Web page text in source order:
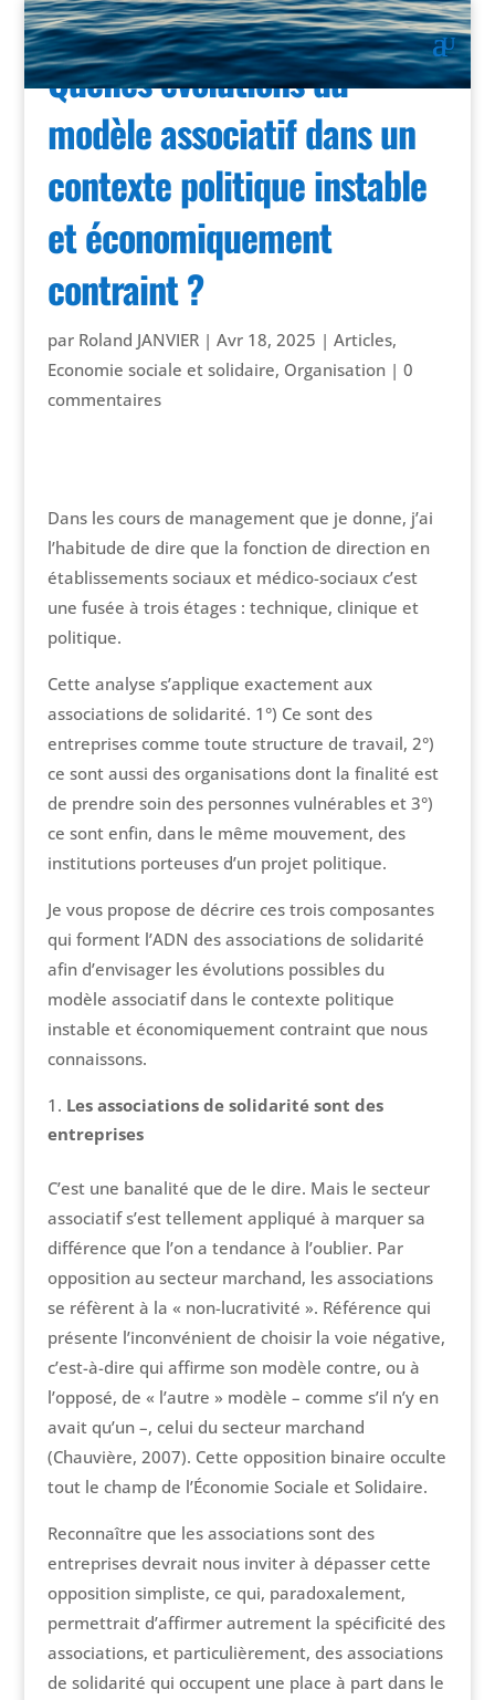
Quelles évolutions du
modèle associatif dans un
contexte politique instable
et économiquement
contraint ?
par Roland JANVIER| Avr 18, 2025 | Articles,
Economie sociale et solidaire, Organisation| 0
commentaires
Dans les cours de management que je donne, j’ai
l’habitude de dire que la fonction de direction en
établissements sociaux et médico-sociaux c’est
une fusée à trois étages : technique, clinique et
politique.
Cette analyse s’applique exactement aux
associations de solidarité. 1°) Ce sont des
entreprises comme toute structure de travail, 2°)
ce sont aussi des organisations dont la finalité est
de prendre soin des personnes vulnérables et 3°)
ce sont enfin, dans le même mouvement, des
institutions porteuses d’un projet politique.
Je vous propose de décrire ces trois composantes
qui forment l’ADN des associations de solidarité
afin d’envisager les évolutions possibles du
modèle associatif dans le contexte politique
instable et économiquement contraint que nous
connaissons.
Les associations de solidarité sont des
entreprises
C’est une banalité que de le dire. Mais le secteur
associatif s’est tellement appliqué à marquer sa
différence que l’on a tendance à l’oublier. Par
opposition au secteur marchand, les associations
se réfèrent à la « non-lucrativité ». Référence qui
présente l’inconvénient de choisir la voie négative,
c’est-à-dire qui affirme son modèle contre, ou à
l’opposé, de « l’autre » modèle – comme s’il n’y en
avait qu’un –, celui du secteur marchand
(Chauvière, 2007). Cette opposition binaire occulte
tout le champ de l’Économie Sociale et Solidaire.
Reconnaître que les associations sont des
entreprises devrait nous inviter à dépasser cette
opposition simpliste, ce qui, paradoxalement,
permettrait d’affirmer autrement la spécificité des
associations, et particulièrement, des associations
de solidarité qui occupent une place à part dans le